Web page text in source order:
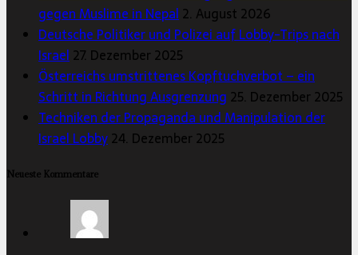
gegen Muslime in Nepal 2. August 2026
Deutsche Politiker und Polizei auf Lobby-Trips nach
Israel 27. Dezember 2025
Österreichs umstrittenes Kopftuchverbot – ein
Schritt in Richtung Ausgrenzung 25. Dezember 2025
Techniken der Propaganda und Manipulation der
Israel Lobby24. Dezember 2025
Neueste Kommentare